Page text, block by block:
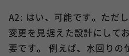
A2: はい、可能です。ただ
変更を見据えた設計にして
要です。 例えば、水回りの